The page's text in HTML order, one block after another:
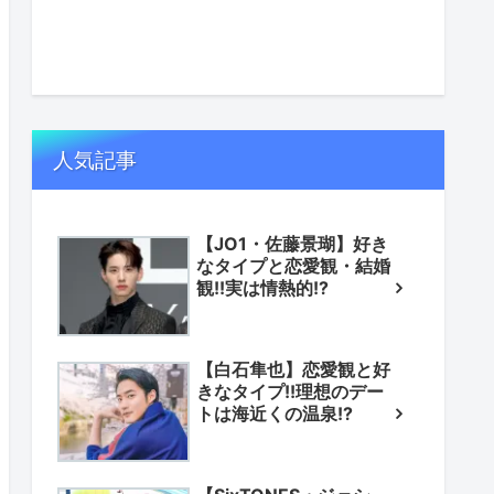
人気記事
【JO1・佐藤景瑚】好き
なタイプと恋愛観・結婚
観!!実は情熱的!?
【白石隼也】恋愛観と好
きなタイプ!!理想のデー
トは海近くの温泉!?